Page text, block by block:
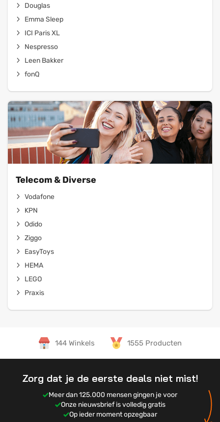
Douglas
Emma Sleep
ICI Paris XL
Nespresso
Leen Bakker
fonQ
Telecom & Diverse
Vodafone
KPN
Odido
Ziggo
EasyToys
HEMA
LEGO
Praxis
144 Winkels 1555 Producten
Zorg dat je de eerste deals niet mist!
Meer dan 125.000 mensen gingen je voor
Onze nieuwsbrief is volledig gratis
Op ieder moment opzegbaar